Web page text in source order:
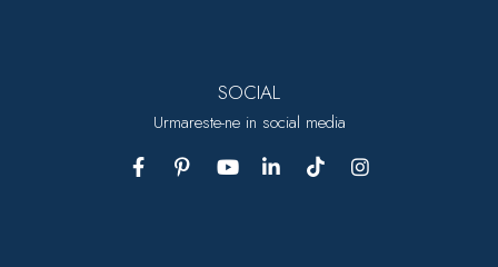
SOCIAL
Urmareste-ne in social media